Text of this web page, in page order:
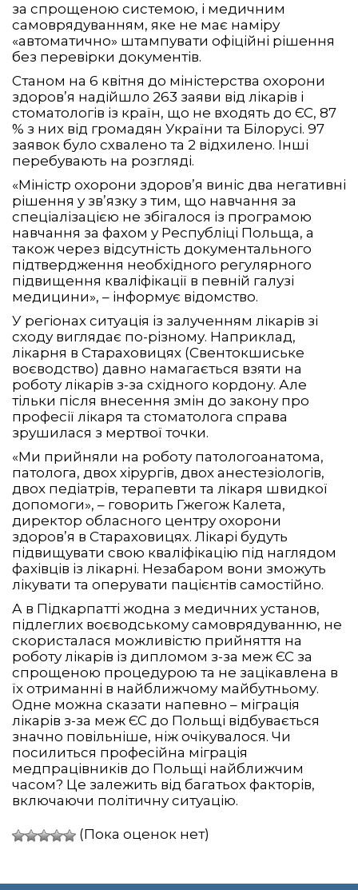
за спрощеною системою, і медичним
самоврядуванням, яке не має наміру
«автоматично» штампувати офіційні рішення
без перевірки документів.
Станом на 6 квітня до міністерства охорони
здоров’я надійшло 263 заяви від лікарів і
стоматологів із країн, що не входять до ЄС, 87
% з них від громадян України та Білорусі. 97
заявок було схвалено та 2 відхилено. Інші
перебувають на розгляді.
«Міністр охорони здоров’я виніс два негативні
рішення у зв’язку з тим, що навчання за
спеціалізацією не збігалося із програмою
навчання за фахом у Республіці Польща, а
також через відсутність документального
підтвердження необхідного регулярного
підвищення кваліфікації в певній галузі
медицини», – інформує відомство.
У регіонах ситуація із залученням лікарів зі
сходу виглядає по-різному. Наприклад,
лікарня в Стараховицях (Свентокшиське
воєводство) давно намагається взяти на
роботу лікарів з-за східного кордону. Але
тільки після внесення змін до закону про
професії лікаря та стоматолога справа
зрушилася з мертвої точки.
«Ми прийняли на роботу патологоанатома,
патолога, двох хірургів, двох анестезіологів,
двох педіатрів, терапевти та лікаря швидкої
допомоги», – говорить Гжегож Калета,
директор обласного центру охорони
здоров’я в Стараховицях. Лікарі будуть
підвищувати свою кваліфікацію під наглядом
фахівців із лікарні. Незабаром вони зможуть
лікувати та оперувати пацієнтів самостійно.
А в Підкарпатті жодна з медичних установ,
підлеглих воєводському самоврядуванню, не
скористалася можливістю прийняття на
роботу лікарів із дипломом з-за меж ЄС за
спрощеною процедурою та не зацікавлена в
їх отриманні в найближчому майбутньому.
Одне можна сказати напевно – міграція
лікарів з-за меж ЄС до Польщі відбувається
значно повільніше, ніж очікувалося. Чи
посилиться професійна міграція
медпрацівників до Польщі найближчим
часом? Це залежить від багатьох факторів,
включаючи політичну ситуацію.
(Пока оценок нет)